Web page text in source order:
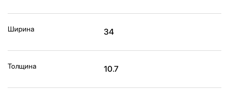
Ширина 34
Толщина 10.7